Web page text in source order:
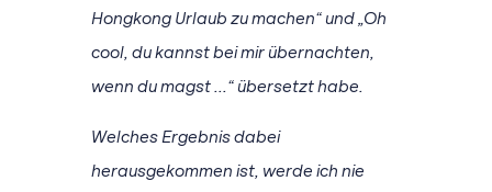
Hongkong Urlaub zu machen“ und „Oh
cool, du kannst bei mir übernachten,
wenn du magst ...“ übersetzt habe.
Welches Ergebnis dabei
herausgekommen ist, werde ich nie